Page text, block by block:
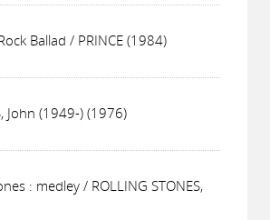
Ballad / PRINCE (1984)
John (1949-) (1976)
: medley / ROLLING STONES,